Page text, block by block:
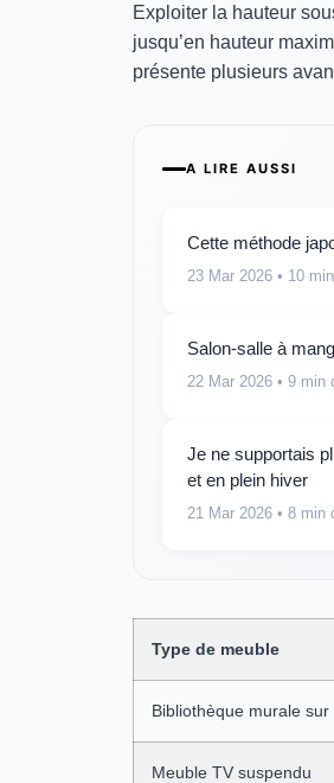
Exploiter la hauteur
jusqu’en hauteur
présente plusieurs
A LIRE AUSSI
Cette méthode
23 Mar 2026 • 10
Salon-salle à
22 Mar 2026 • 9 min
Je ne supportais
et en plein hiver
21 Mar 2026 • 8 min
Type de meuble
Bibliothèque murale
Meuble TV suspendu